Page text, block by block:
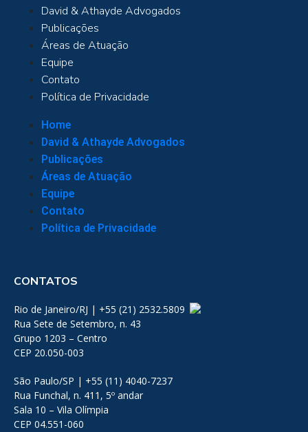
David & Athayde Advogados
Publicações
Áreas de Atuação
Equipe
Contato
Política de Privacidade
Home
David & Athayde Advogados
Publicações
Áreas de Atuação
Equipe
Contato
Política de Privacidade
CONTATOS
Rio de Janeiro/RJ | +55 (21) 2532.5809
Rua Sete de Setembro, n. 43
Grupo 1203 – Centro
CEP 20.050-003
São Paulo/SP | +55 (11) 4040-7237
Rua Funchal, n. 411, 5º andar
Sala 10 – Vila Olímpia
CEP 04.551-060